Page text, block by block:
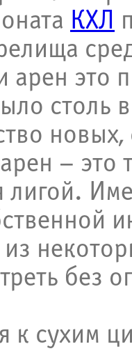
КХЛ
арен это
столь
– это
лигой.
из
без
к сухим